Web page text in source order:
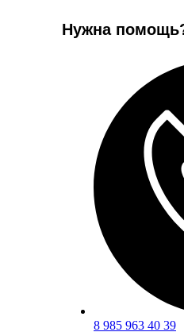
Нужна
8 985 963 40 39